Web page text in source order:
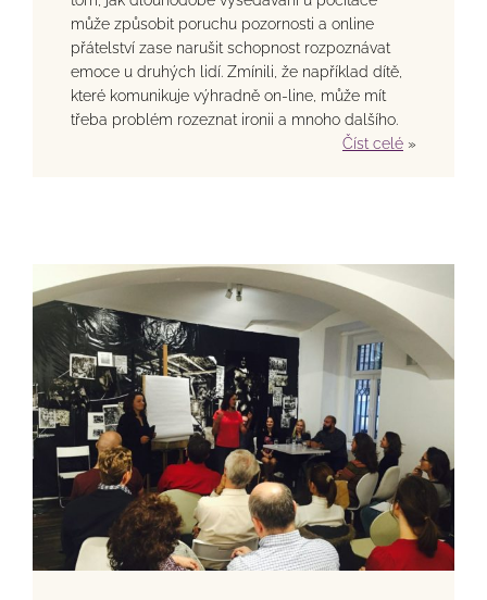
může způsobit poruchu pozornosti a online
přátelství zase narušit schopnost rozpoznávat
emoce u druhých lidí. Zmínili, že například dítě,
které komunikuje výhradně on-line, může mít
třeba problém rozeznat ironii a mnoho dalšího.
Číst celé »